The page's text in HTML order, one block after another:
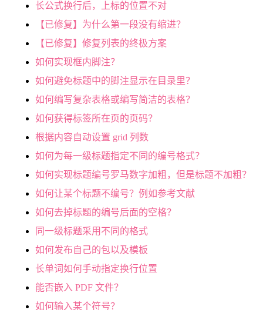
长公式换行后，上标的位置不对
【已修复】为什么第一段没有缩进？
【已修复】修复列表的终极方案
如何实现框内脚注？
如何避免标题中的脚注显示在目录里？
如何编写复杂表格或编写简洁的表格？
如何获得标签所在页的页码？
根据内容自动设置 grid 列数
如何为每一级标题指定不同的编号格式？
如何实现标题编号罗马数字加粗，但是标题不加粗？
如何让某个标题不编号？例如参考文献
如何去掉标题的编号后面的空格？
同一级标题采用不同的格式
如何发布自己的包以及模板
长单词如何手动指定换行位置
能否嵌入 PDF 文件？
如何输入某个符号？